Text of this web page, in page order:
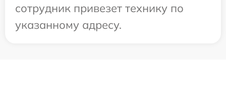
сотрудник привезет технику по
указанному адресу.